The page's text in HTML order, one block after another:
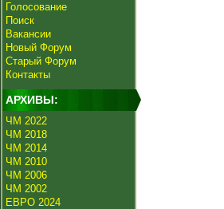
Голосование
Поиск
Вакансии
Новый Форум
Старый Форум
Контакты
АРХИВЫ:
ЧМ 2022
ЧМ 2018
ЧМ 2014
ЧМ 2010
ЧМ 2006
ЧМ 2002
ЕВРО 2024